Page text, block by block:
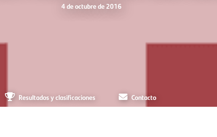
4 de octubre de 2016
Resultados y clasificaciones Contacto